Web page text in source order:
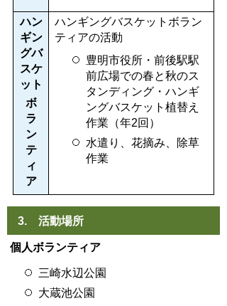
ハン
ギン
グバ
スケ
ット
ボ
ラ
ン
テ
ィ
ア
ハンギングバスケットボラン
ティアの活動
豊明市役所・前後駅駅
前広場での春と秋のス
タンディング・ハンギ
ングバスケット植替え
作業（年2回）
水遣り、花摘み、除草
作業
3. 活動場所
個人ボランティア
三崎水辺公園
大蔵池公園